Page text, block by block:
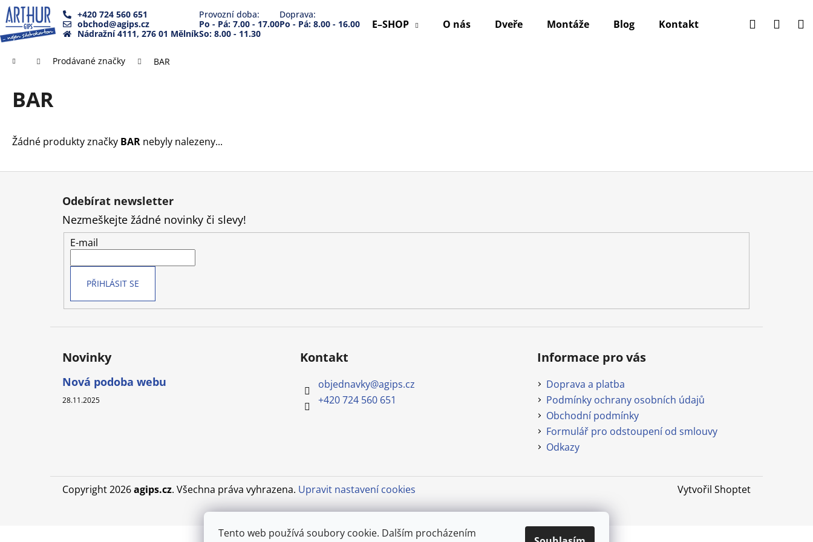
Tento web používá soubory cookie. Dalším procházením
Přejít
na
obsah
E–SHOP O nás Dveře Montáže Blog Kontakt Hledat
+420 724 560 651
obchod@agips.cz
Nádražní 4111, 276 01 Mělník
Provozní doba:
Po - Pá: 7.00 - 17.00
So: 8.00 - 11.30
Doprava:
Po - Pá: 8.00 - 16.00
Domů Prodávané značky BAR
BAR
Žádné produkty značky BAR nebyly nalezeny...
K
o
š
Zpět
obchodu
Zpět
obchodu
Doporučujeme
Z
Odebírat newsletter
Nezmeškejte žádné novinky či slevy!
E-mail
PŘIHLÁSIT SE
Novinky
Nová podoba webu
28.11.2025
Kontakt
objednavky@agips.cz
+420 724 560 651
Informace pro vás
Doprava a platba
Podmínky ochrany osobních údajů
Obchodní podmínky
Formulář pro odstoupení od smlouvy
Odkazy
Vytvořil Shoptet
Copyright 2026agips.cz. Všechna práva vyhrazena. Upravit nastavení cookies